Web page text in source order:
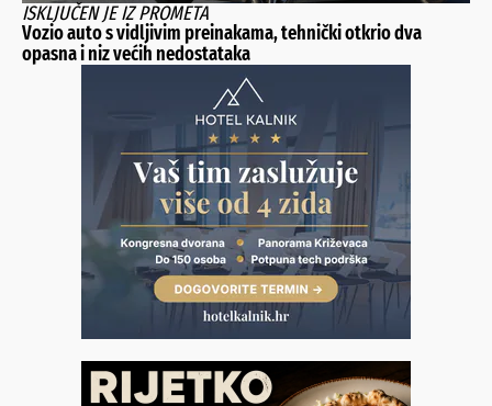
ISKLJUČEN JE IZ PROMETA
Vozio auto s vidljivim preinakama, tehnički otkrio dva
opasna i niz većih nedostataka